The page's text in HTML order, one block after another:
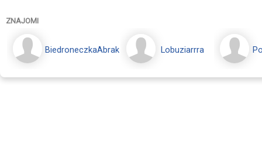
ZNAJOMI
BiedroneczkaAbrakadabra Lobuziarrra